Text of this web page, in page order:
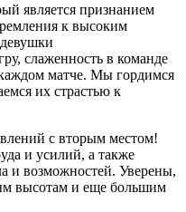
является признанием
к высоким
слаженность в команде
матче. Мы гордимся
их страстью к
с вторым местом!
и усилий, а также
и возможностей. Уверены,
высотам и еще большим